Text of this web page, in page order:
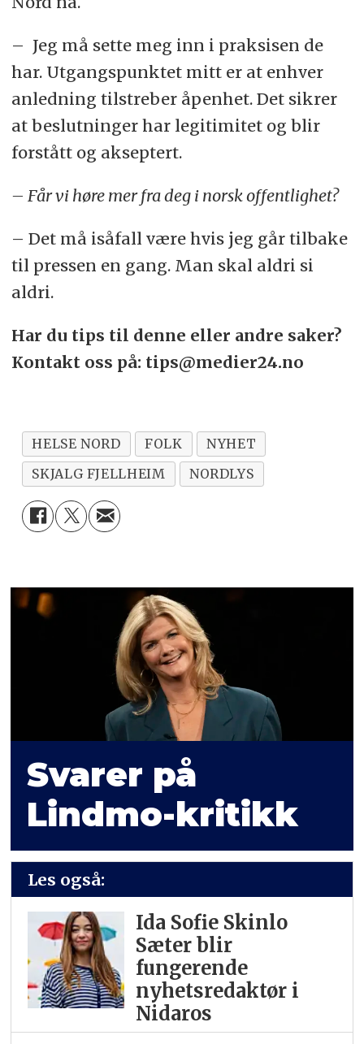
– Jeg må sette meg inn i praksisen de
har. Utgangspunktet mitt er at enhver
anledning tilstreber åpenhet. Det sikrer
at beslutninger har legitimitet og blir
forstått og akseptert.
– Får vi høre mer fra deg i norsk offentlighet?
– Det må isåfall være hvis jeg går tilbake
til pressen en gang. Man skal aldri si
aldri.
Har du tips til denne eller andre saker?
Kontakt oss på: tips@medier24.no
HELSE NORD FOLK
NYHET
SKJALG FJELLHEIM
NORDLYS
Svarer på
Lindmo-kritikk
Les også:
Ida Sofie Skinlo
Sæter blir
fungerende
nyhetsredaktør i
Nidaros